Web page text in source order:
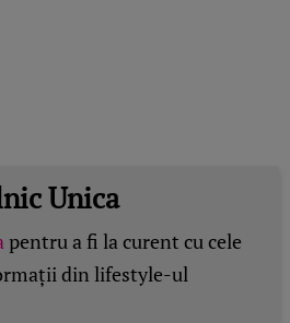
Unica
pentru a fi la curent cu cele
din lifestyle-ul